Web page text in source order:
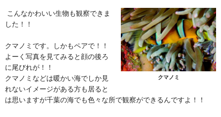
クマノミ
こんなかわいい生物も観察できま
した！！
クマノミです。しかもペアで！！
よーく写真を見てみると顔の後ろ
に尾びれが！！
クマノミなどは暖かい海でしか見
れないイメージがある方も居ると
は思いますが千葉の海でも色々な所で観察ができるんですよ！！